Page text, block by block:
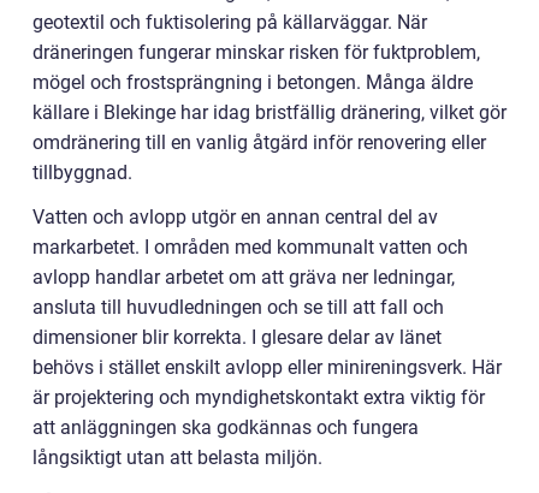
geotextil och fuktisolering på källarväggar. När
dräneringen fungerar minskar risken för fuktproblem,
mögel och frostsprängning i betongen. Många äldre
källare i Blekinge har idag bristfällig dränering, vilket gör
omdränering till en vanlig åtgärd inför renovering eller
tillbyggnad.
Vatten och avlopp utgör en annan central del av
markarbetet. I områden med kommunalt vatten och
avlopp handlar arbetet om att gräva ner ledningar,
ansluta till huvudledningen och se till att fall och
dimensioner blir korrekta. I glesare delar av länet
behövs i stället enskilt avlopp eller minireningsverk. Här
är projektering och myndighetskontakt extra viktig för
att anläggningen ska godkännas och fungera
långsiktigt utan att belasta miljön.